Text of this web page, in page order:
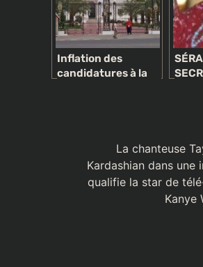
Inflation des
candidatures à la
l’article
La chanteuse
Kardashian dans une
qualifie la star de
Kanye